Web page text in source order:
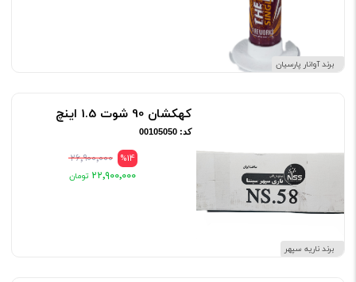
برند آوانار پارسیان
برند ناریه سپهر
کهکشان 90 شوت 1.5 اینچ
کد: 00105050
%14 ۲۶٬۹۰۰٬۰۰۰
۲۲٬۹۰۰٬۰۰۰